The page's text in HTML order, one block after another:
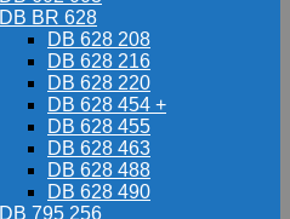
DB BR 628
DB 628 208
DB 628 216
DB 628 220
DB 628 454 +
DB 628 455
DB 628 463
DB 628 488
DB 628 490
DB 795 256